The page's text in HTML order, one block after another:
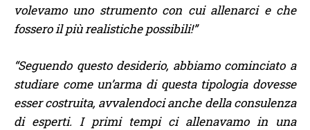
volevamo uno strumento con cui allenarci e che
fossero il più realistiche possibili!”
“Seguendo questo desiderio, abbiamo cominciato a
studiare come un’arma di questa tipologia dovesse
esser costruita, avvalendoci anche della consulenza
di esperti. I primi tempi ci allenavamo in una